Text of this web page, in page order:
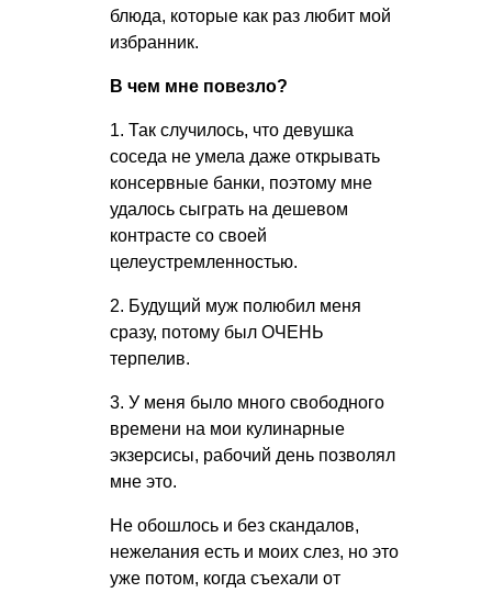
блюда, которые как раз любит мой
избранник.
В чем мне повезло?
1. Так случилось, что девушка
соседа не умела даже открывать
консервные банки, поэтому мне
удалось сыграть на дешевом
контрасте со своей
целеустремленностью.
2. Будущий муж полюбил меня
сразу, потому был ОЧЕНЬ
терпелив.
3. У меня было много свободного
времени на мои кулинарные
экзерсисы, рабочий день позволял
мне это.
Не обошлось и без скандалов,
нежелания есть и моих слез, но это
уже потом, когда съехали от